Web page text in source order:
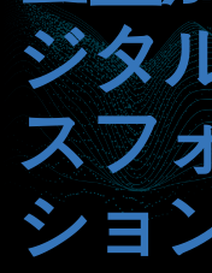
ジタ
スフ
ショ